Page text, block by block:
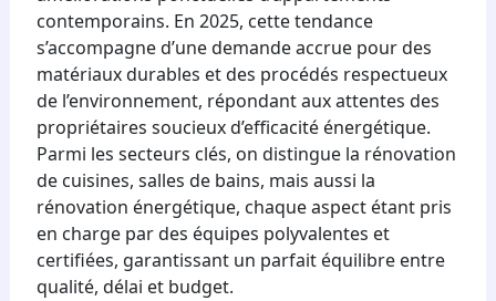
contemporains. En 2025, cette tendance
s’accompagne d’une demande accrue pour des
matériaux durables et des procédés respectueux
de l’environnement, répondant aux attentes des
propriétaires soucieux d’efficacité énergétique.
Parmi les secteurs clés, on distingue la rénovation
de cuisines, salles de bains, mais aussi la
rénovation énergétique, chaque aspect étant pris
en charge par des équipes polyvalentes et
certifiées, garantissant un parfait équilibre entre
qualité, délai et budget.